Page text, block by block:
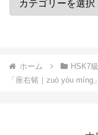
ホーム HSK7
「座右铭｜zuò yòu